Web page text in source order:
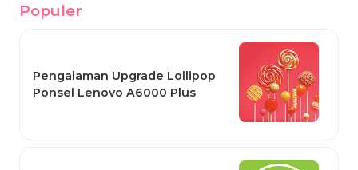
Populer
Pengalaman Upgrade Lollipop
Ponsel Lenovo A6000 Plus